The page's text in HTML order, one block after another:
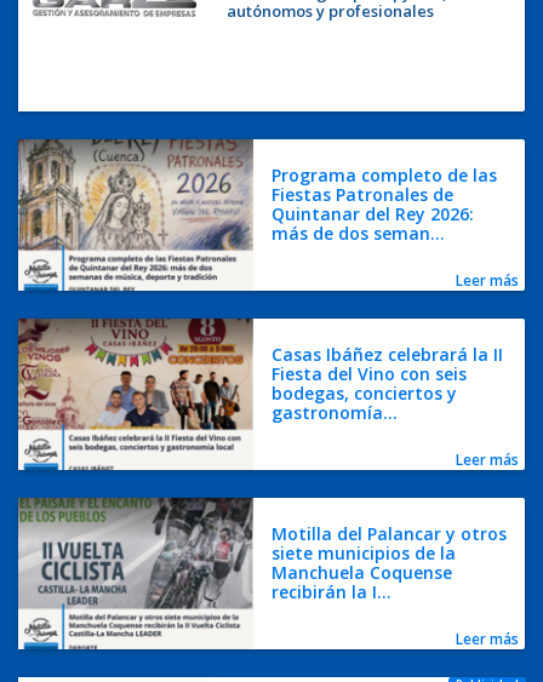
autónomos y profesionales
Programa completo de las
Fiestas Patronales de
Quintanar del Rey 2026:
más de dos seman...
Leer más
Casas Ibáñez celebrará la II
Fiesta del Vino con seis
bodegas, conciertos y
gastronomía...
Leer más
Motilla del Palancar y otros
siete municipios de la
Manchuela Coquense
recibirán la I...
Leer más